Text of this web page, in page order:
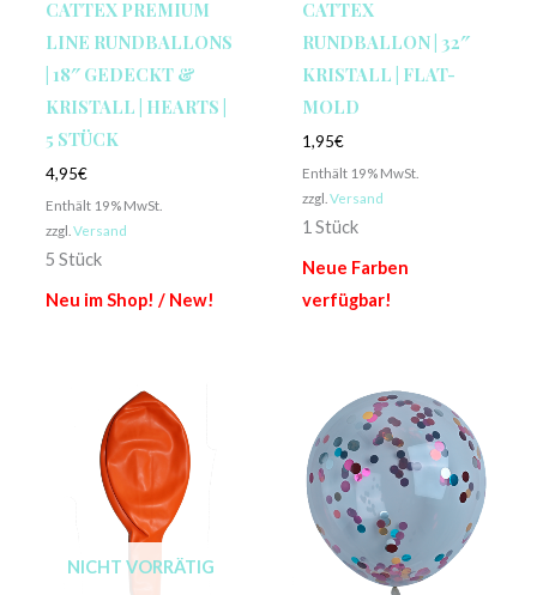
CATTEX PREMIUM
LINE RUNDBALLONS
| 18″ GEDECKT &
KRISTALL | HEARTS |
5 STÜCK
4,95€
Enthält 19% MwSt.
zzgl. Versand
5 Stück
Neu im Shop! / New!
CATTEX
RUNDBALLON | 32″
KRISTALL | FLAT-
MOLD
1,95€
Enthält 19% MwSt.
zzgl. Versand
1 Stück
Neue Farben
verfügbar!
NICHT VORRÄTIG